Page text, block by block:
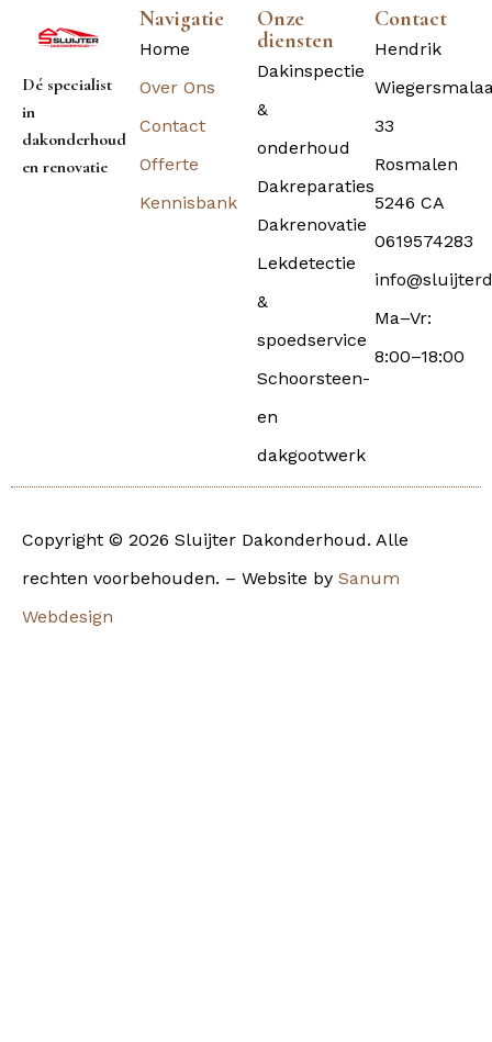
Dé specialist
in
dakonderhoud
en renovatie
Navigatie
Home
Over Ons
Contact
Offerte
Kennisbank
Onze
diensten
Dakinspectie
&
onderhoud
Dakreparaties
Dakrenovatie
Lekdetectie
&
spoedservice
Schoorsteen-
en
dakgootwerk
Contact
Hendrik
33
Rosmalen
5246 CA
0619574283
Ma–Vr:
8:00–18:00
Copyright © 2026 Sluijter Dakonderhoud. Alle
rechten voorbehouden. – Website by Sanum
Webdesign